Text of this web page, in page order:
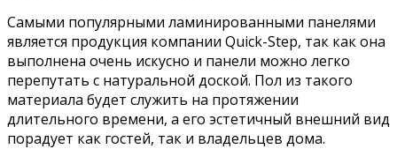
Самыми популярными ламинированными панелями
является продукция компании Quick-Step, так как она
выполнена очень искусно и панели можно легко
перепутать с натуральной доской. Пол из такого
материала будет служить на протяжении
длительного времени, а его эстетичный внешний вид
порадует как гостей, так и владельцев дома.